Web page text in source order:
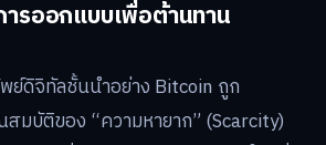
ารออกแบบเพื่อต้านทาน
ย์ดิจิทัลชั้นนำอย่าง Bitcoin ถูก
มบัติของ “ความหายาก” (Scarcity)